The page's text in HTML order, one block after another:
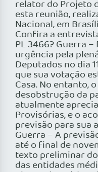
relator do Projeto
esta reunião,
Nacional, em
Confira a
PL 3466? Guerra
urgência pela
Deputados no dia
que sua votação
Casa. No entanto,
desobstrução da
atualmente
Provisórias, e o
previsão para sua
Guerra – A
até o final de
texto preliminar
das entidades